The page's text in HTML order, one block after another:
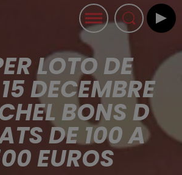
LOTO DE
DECEMBRE
BONS D
DE 100 A
EUROS